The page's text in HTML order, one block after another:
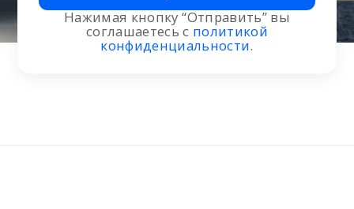
Нажимая кнопку “Отправить” вы
соглашаетесь с политикой
конфиденциальности.